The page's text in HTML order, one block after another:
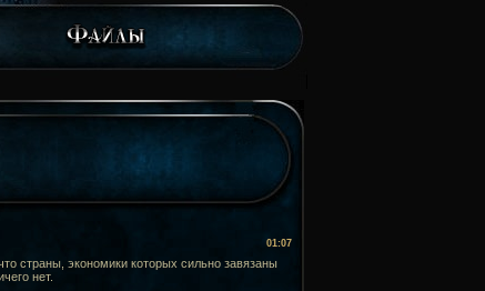
01:07
страны, экономики которых сильно завязаны
нет.